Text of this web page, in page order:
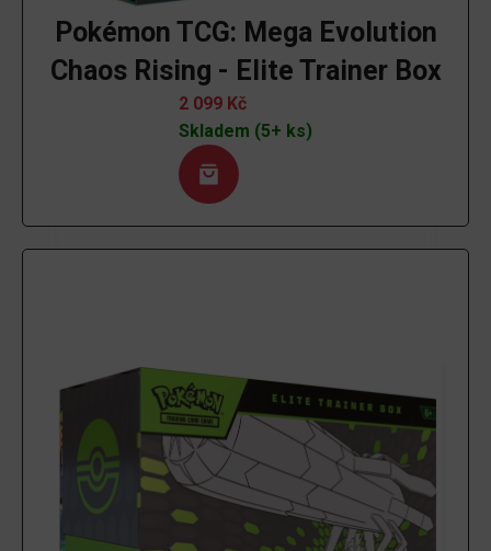
Pokémon TCG: Mega Evolution
Chaos Rising - Elite Trainer Box
2 099 Kč
Skladem (5+ ks)